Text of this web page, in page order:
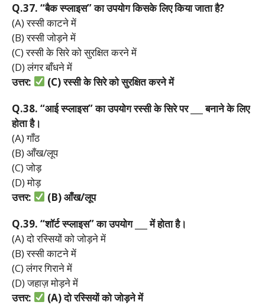
Q.37. “बैकस्प्लाइस”काउपयोगकिसकेलिएकियाजाताहै?
(A) रस्सी काटने में
(B) रस्सी जोड़ने में
(C) रस्सी के सिरे को सुरक्षित करने में
(D) लंगर बाँधने में
उत्तर:
(C)रस्सीकेसिरेकोसुरक्षितकरनेमें
Q.38. “आईस्प्लाइस”काउपयोगरस्सीकेसिरेपर ___बनानेकेलिए
होताहै।
(A) गाँठ
(B) आँख/लूप
(C) जोड़
(D) मोड़
उत्तर:
(B)आँख/लूप
Q.39. “शॉर्टस्प्लाइस”काउपयोग ___मेंहोताहै।
(A) दो रस्सियों को जोड़ने में
(B) रस्सी काटने में
(C) लंगर गिराने में
(D) जहाज़ मोड़ने में
उत्तर:
(A)दोरस्सियोंकोजोड़नेमें